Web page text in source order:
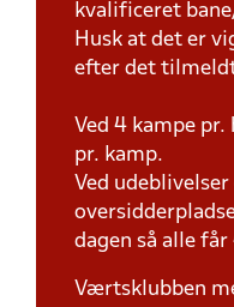
kvalificeret
Husk at det er
efter det
Ved 4 kampe
pr. kamp.
Ved
dagen så alle får
Værtsklubben